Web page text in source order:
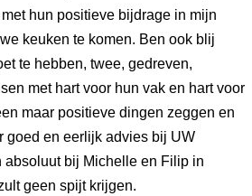
hun positieve bijdrage in mijn
keuken te komen. Ben ook blij
te hebben, twee, gedreven,
met hart voor hun vak en hart voor
maar positieve dingen zeggen en
goed en eerlijk advies bij UW
absoluut bij Michelle en Filip in
geen spijt krijgen.